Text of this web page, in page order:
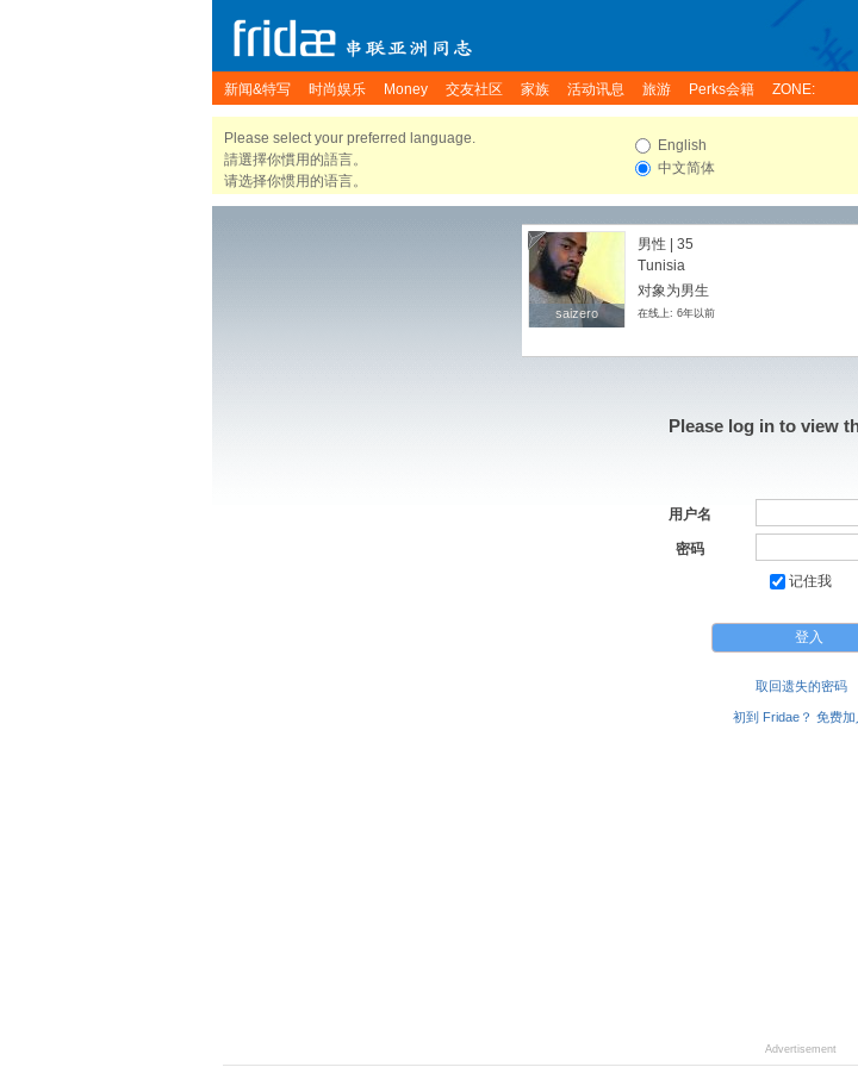
新闻&特写 时尚娱乐 Money 交友社区 家族 活动讯息 旅游 Perks会籍 ZONE:
Please select your preferred language.
請選擇你慣用的語言。
请选择你惯用的语言。
English
中文简体
saizero
saizero
男性 | 35
Tunisia
对象为男生
在线上: 6年以前
Please log in to view
用户名
密码
记住我
取回遗失的密码
初到 Fridae？ 免费加
Advertisement